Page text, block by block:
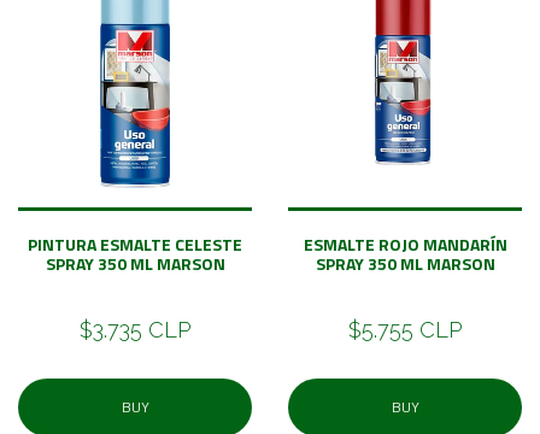
PINTURA ESMALTE CELESTE
SPRAY 350 ML MARSON
$3.735 CLP
BUY
ESMALTE ROJO MANDARÍN
SPRAY 350 ML MARSON
$5.755 CLP
BUY